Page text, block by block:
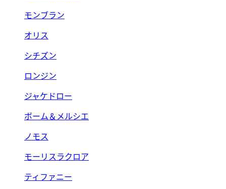
モンブラン
オリス
シチズン
ロンジン
ジャケドロー
ボーム＆メルシエ
ノモス
モーリスラクロア
ティファニー